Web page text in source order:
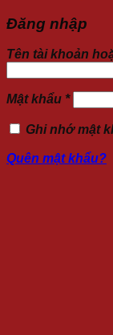
Đăng nhập
Tên tài khoản
Mật khẩu *
Ghi nhớ mật
Quên mật khẩu?